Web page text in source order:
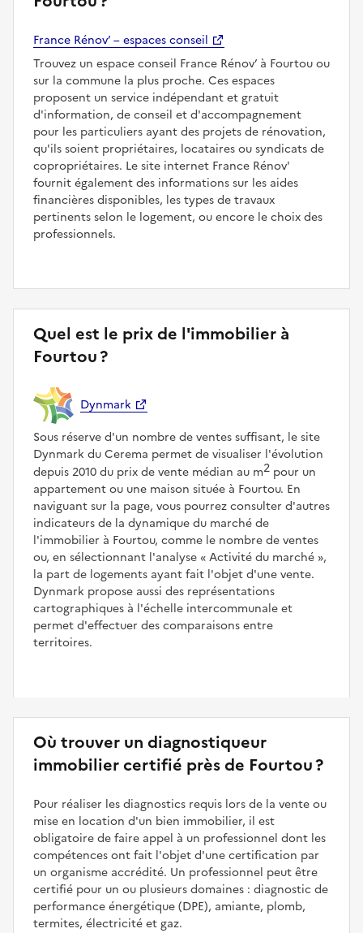
France Rénov’ – espaces conseil
Trouvez un espace conseil France Rénov’ à Fourtou ou
sur la commune la plus proche. Ces espaces
proposent un service indépendant et gratuit
d'information, de conseil et d'accompagnement
pour les particuliers ayant des projets de rénovation,
qu'ils soient propriétaires, locataires ou syndicats de
copropriétaires. Le site internet France Rénov'
fournit également des informations sur les aides
financières disponibles, les types de travaux
pertinents selon le logement, ou encore le choix des
professionnels.
Quel est le prix de l'immobilier à
Fourtou ?
Dynmark
Sous réserve d'un nombre de ventes suffisant, le site
Dynmark du Cerema permet de visualiser l'évolution
depuis 2010 du prix de vente médian au m2 pour un
appartement ou une maison située à Fourtou. En
naviguant sur la page, vous pourrez consulter d'autres
indicateurs de la dynamique du marché de
l'immobilier à Fourtou, comme le nombre de ventes
ou, en sélectionnant l'analyse
Activité du marché ,
la part de logements ayant fait l'objet d'une vente.
Dynmark propose aussi des représentations
cartographiques à l'échelle intercommunale et
permet d'effectuer des comparaisons entre
territoires.
Où trouver un diagnostiqueur
immobilier certifié près de Fourtou ?
Pour réaliser les diagnostics requis lors de la vente ou
mise en location d'un bien immobilier, il est
obligatoire de faire appel à un professionnel dont les
compétences ont fait l'objet d'une certification par
un organisme accrédité. Un professionnel peut être
certifié pour un ou plusieurs domaines : diagnostic de
performance énergétique (DPE), amiante, plomb,
termites, électricité et gaz.